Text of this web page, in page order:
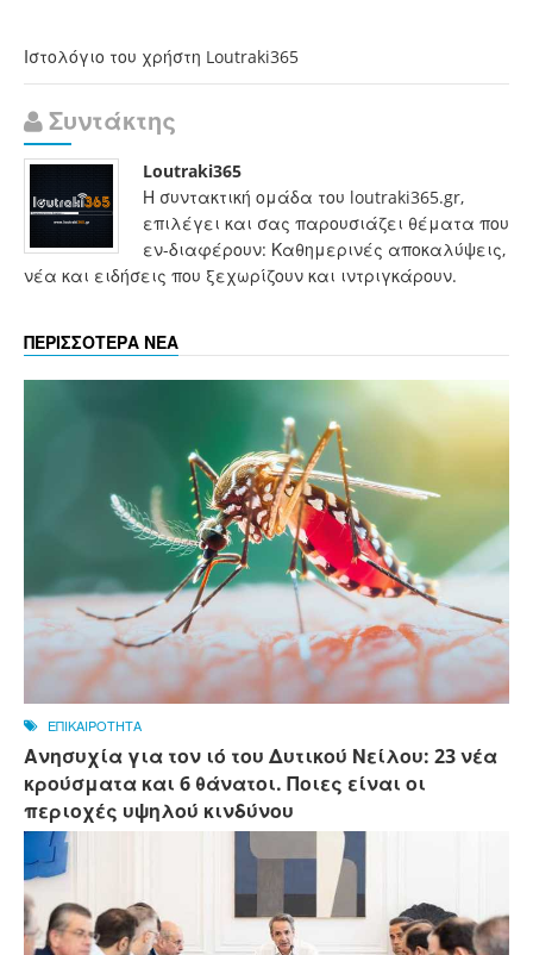
Ιστολόγιο του χρήστη Loutraki365
Συντάκτης
Loutraki365
Η συντακτική ομάδα του loutraki365.gr,
επιλέγει και σας παρουσιάζει θέματα που
εν-διαφέρουν: Καθημερινές αποκαλύψεις,
νέα και ειδήσεις που ξεχωρίζουν και ιντριγκάρουν.
ΠΕΡΙΣΣΟΤΕΡΑ ΝΕΑ
ΕΠΙΚΑΙΡΟΤΗΤΑ
Ανησυχία για τον ιό του Δυτικού Νείλου: 23 νέα
κρούσματα και 6 θάνατοι. Ποιες είναι οι
περιοχές υψηλού κινδύνου